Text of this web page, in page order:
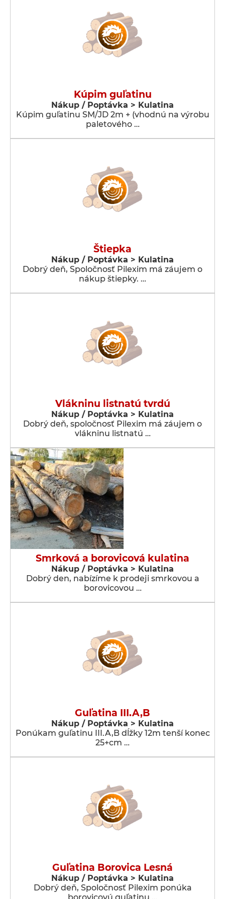
Kúpim guľatinu
Nákup / Poptávka > Kulatina
Kúpim guľatinu SM/JD 2m + (vhodnú na výrobu
paletového …
Štiepka
Nákup / Poptávka > Kulatina
Dobrý deň, Spoločnosť Pilexim má záujem o
nákup štiepky. …
Vlákninu listnatú tvrdú
Nákup / Poptávka > Kulatina
Dobrý deň, spoločnosť Pilexim má záujem o
vlákninu listnatú …
Smrková a borovicová kulatina
Nákup / Poptávka > Kulatina
Dobrý den, nabízíme k prodeji smrkovou a
borovicovou …
Guľatina III.A,B
Nákup / Poptávka > Kulatina
Ponúkam guľatinu III.A,B dĺžky 12m tenší konec
25+cm …
Guľatina Borovica Lesná
Nákup / Poptávka > Kulatina
Dobrý deň, Spoločnosť Pilexim ponúka